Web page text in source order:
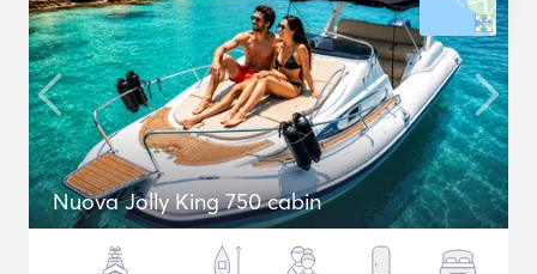
Nuova Jolly King 750 cabin